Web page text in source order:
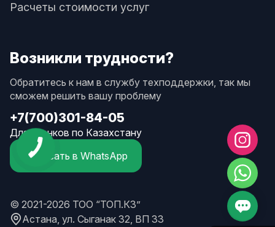
Расчеты стоимости услуг
Возникли трудности?
Обратитесь к нам в службу техподдержки, так мы
сможем решить вашу проблему
+7(700)301-84-05
Для звонков по Казахстану
Написать в WhatsApp
© 2021-2026 ТОО “ТОП.КЗ”
Астана, ул. Сыганак 32, ВП 33